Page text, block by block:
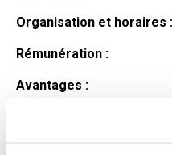
Organisation et horaires :
Rémunération :
Avantages :